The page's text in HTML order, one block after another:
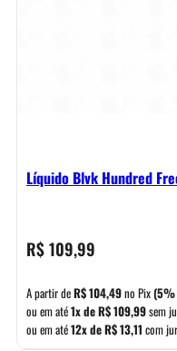
Líquido Blvk Hundred
R$109,99
A partir deR$104,49no Pix(5%
ou em até1x deR$109,99sem
ou em até12x deR$13,11 com